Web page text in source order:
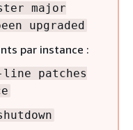
major
upgraded
par instance :
patches